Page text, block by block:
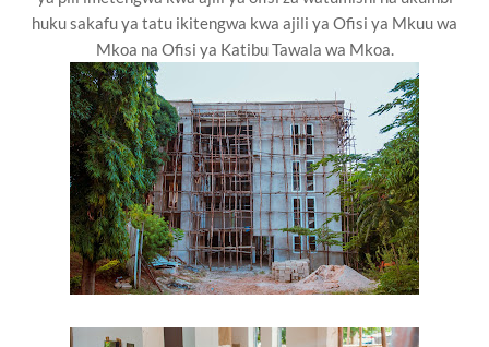
huku sakafu ya tatu ikitengwa kwa ajili ya Ofisi ya Mkuu wa
Mkoa na Ofisi ya Katibu Tawala wa Mkoa.